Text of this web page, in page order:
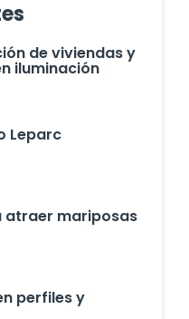
de viviendas y
iluminación
Leparc
atraer mariposas
perfiles y